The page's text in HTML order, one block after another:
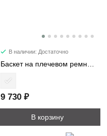
В наличии: Достаточно
9 730 ₽
В корзину